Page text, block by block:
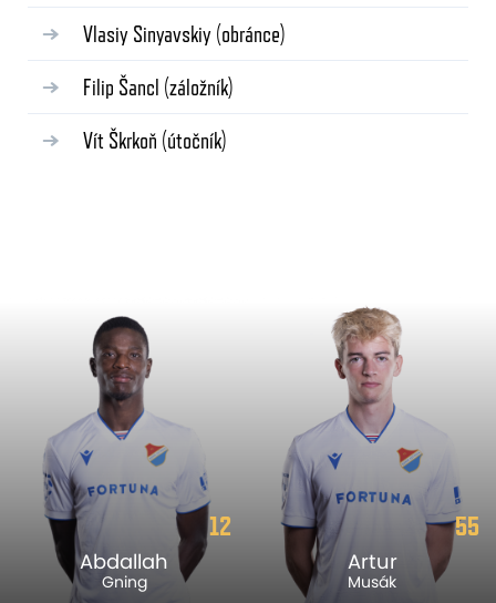
Vlasiy Sinyavskiy (obránce)
Filip Šancl (záložník)
Vít Škrkoň (útočník)
12
Abdallah
Gning
55
Artur
Musák